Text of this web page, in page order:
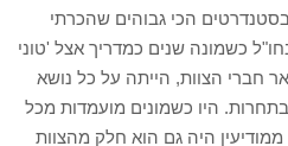
הכי גבוהים שהכרתי
כשמונה שנים כמדריך אצל 'טוני
חברי הצוות, הייתה על כל נושא
היו כשמונים מועמדות מכל
היה גם הוא חלק מהצוות